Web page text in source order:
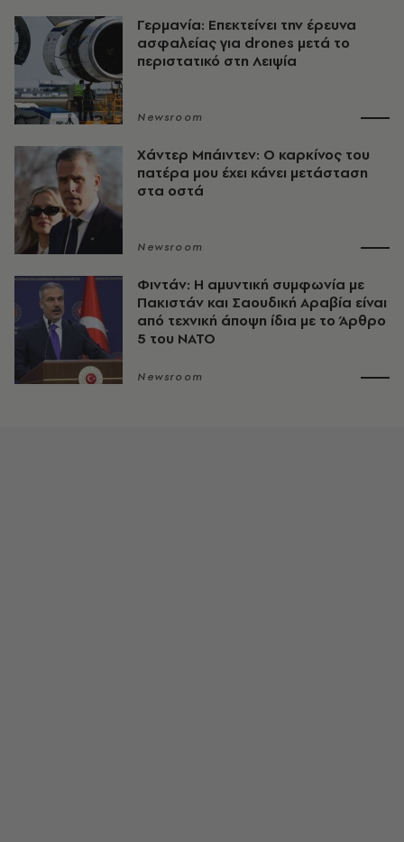
Γερμανία: Επεκτείνει την έρευνα
ασφαλείας για drones μετά το
περιστατικό στη Λειψία
Newsroom
Χάντερ Μπάιντεν: Ο καρκίνος του
πατέρα μου έχει κάνει μετάσταση
στα οστά
Newsroom
Φιντάν: Η αμυντική συμφωνία με
Πακιστάν και Σαουδική Αραβία είναι
από τεχνική άποψη ίδια με τo Άρθρο
5 του ΝΑΤΟ
Newsroom